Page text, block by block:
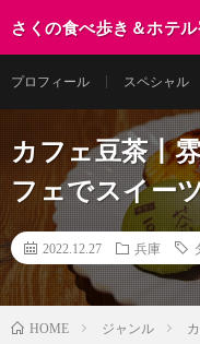
さくの食べ歩き＆ホテ
プロフィール スペシャル
カフェ豆茶丨
フェでスイー
2022.12.27 兵庫
HOME ジャンル